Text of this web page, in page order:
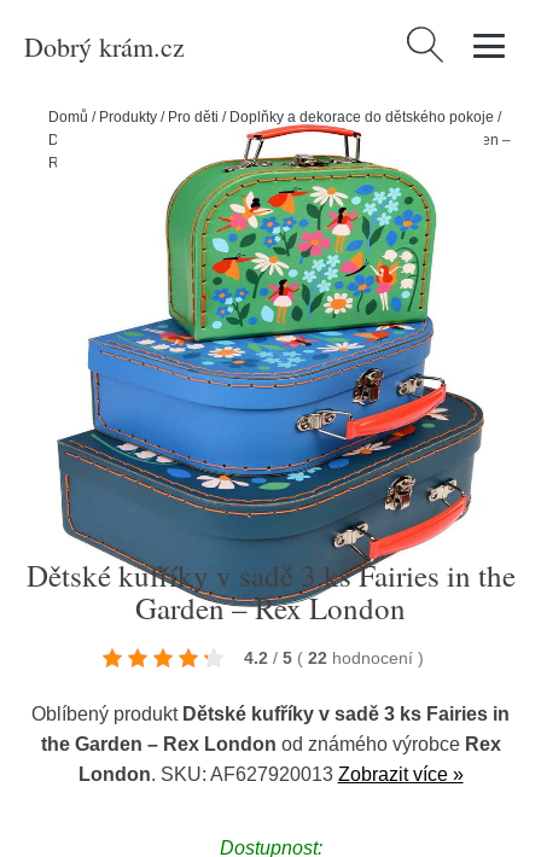
Dobrý krám.cz Vyhledávání
Domů / Produkty / Pro děti / Doplňky a dekorace do dětského pokoje /
Dětské úložné boxy
Dětské kufříky v sadě 3 ks Fairies in the Garden –
Rex London
Dětské kufříky v sadě 3 ks Fairies in the
Garden – Rex London
4.2 / 5 ( 22 hodnocení )
Oblíbený produkt Dětské kufříky v sadě 3 ks Fairies in
the Garden – Rex London od známého výrobce Rex
London. SKU: AF627920013 Zobrazit více »
Dostupnost: